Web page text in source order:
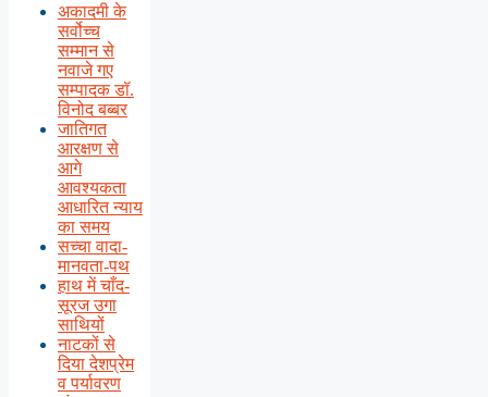
अकादमी के
सर्वोच्च
सम्मान से
नवाजे गए
सम्पादक डॉ.
विनोद बब्बर
जातिगत
आरक्षण से
आगे
आवश्यकता
आधारित न्याय
का समय
सच्चा वादा-
मानवता-पथ
हाथ में चाँद-
सूरज उगा
साथियों
नाटकों से
दिया देशप्रेम
व पर्यावरण